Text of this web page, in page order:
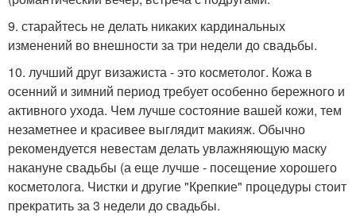
9. старайтесь не делать никаких кардинальных
изменений во внешности за три недели до свадьбы.
10. лучший друг визажиста - это косметолог. Кожа в
осенний и зимний период требует особенно бережного и
активного ухода. Чем лучше состояние вашей кожи, тем
незаметнее и красивее выглядит макияж. Обычно
рекомендуется невестам делать увлажняющую маску
накануне свадьбы (а еще лучше - посещение хорошего
косметолога. Чистки и другие "Крепкие" процедуры стоит
прекратить за 3 недели до свадьбы.